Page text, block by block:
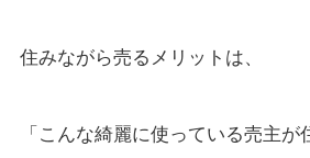
住みながら売るメリットは、
「こんな綺麗に使っている売主